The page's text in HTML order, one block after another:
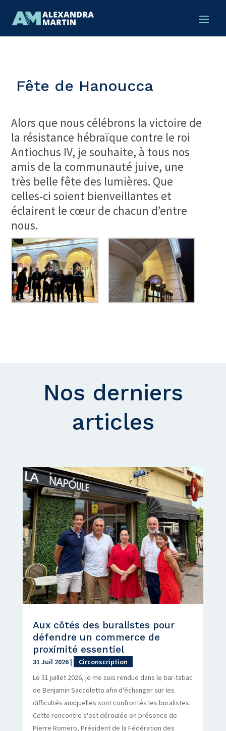
Fête de Hanoucca
Alors que nous célébrons la victoire de
la résistance hébraïque contre le roi
Antiochus IV, je souhaite, à tous nos
amis de la communauté juive, une
très belle fête des lumières. Que
celles-ci soient bienveillantes et
éclairent le cœur de chacun d’entre
nous.
Nos derniers
articles
Aux côtés des buralistes pour
défendre un commerce de
proximité essentiel
31 Juil 2026|
Circonscription
Le 31 juillet 2026, je me suis rendue dans le bar-tabac
de Benjamin Saccoletto afin d'échanger sur les
difficultés auxquelles sont confrontés les buralistes.
Cette rencontre s'est déroulée en présence de
Pierre Romero, Président de la Fédération des